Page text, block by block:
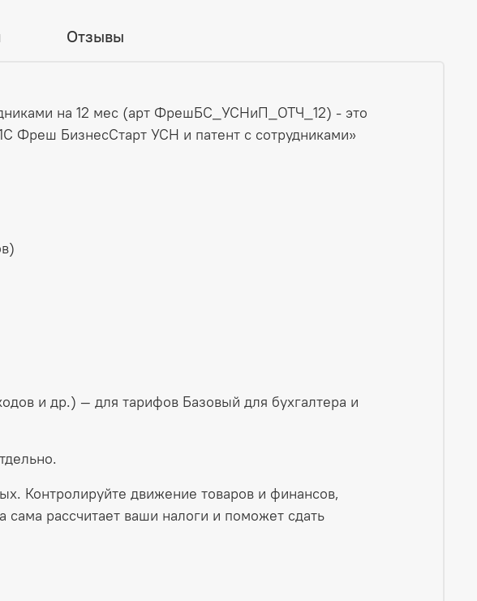
Отзывы
на 12 мес (арт ФрешБС_УСНиП_ОТЧ_12) - это
Фреш БизнесСтарт УСН и патент с сотрудниками»
и др.) — для тарифов Базовый для бухгалтера и
Контролируйте движение товаров и финансов,
рассчитает ваши налоги и поможет сдать